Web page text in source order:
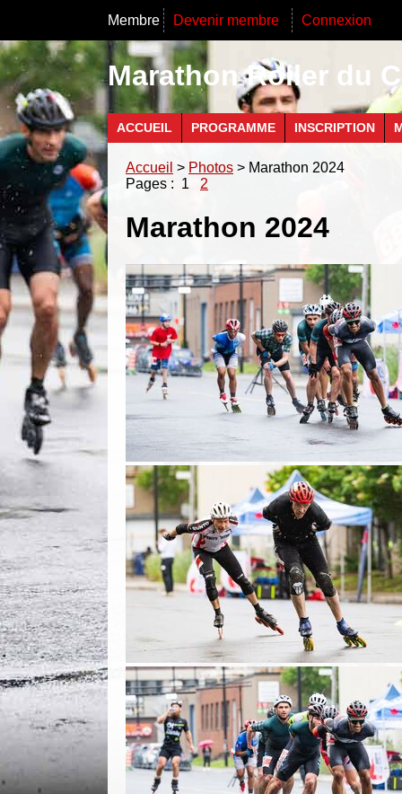
Membre Devenir membre Connexion
Marathon Roller du
ACCUEIL PROGRAMME INSCRIPTION
Accueil > Photos > Marathon 2024
Pages : 1 2
Marathon 2024